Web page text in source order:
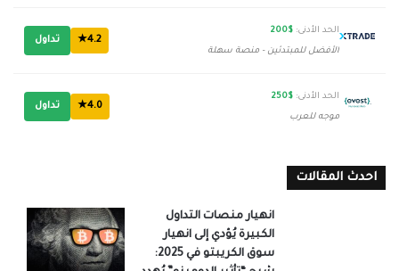
الحد الأدنى: $200
الأفضل للمبتدئين - منصة سهلة
4.2★ تداول
الحد الأدنى: $250
موجه للعرب
4.0★ تداول
احدث المقالات
انهيار منصات التداول
الكبيرة يُؤدي إلى انهيار
سوق الكريبتو في 2025: